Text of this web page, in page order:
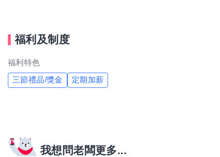
福利及制度
福利特色
三節禮品/獎金 定期加薪
我想問老闆更多...